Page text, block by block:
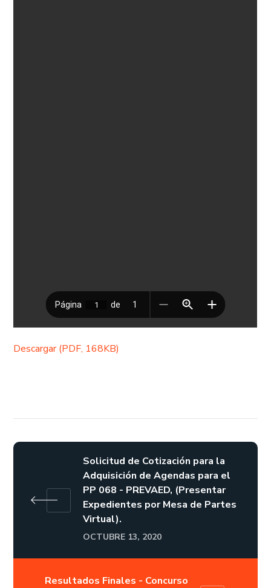
Descargar (PDF, 168KB)
Solicitud de Cotización para la
Adquisición de Agendas para el
PP 068 - PREVAED, (Presentar
Expedientes por Mesa de Partes
Virtual).
OCTUBRE 13, 2020
Resultados Finales - Concurso